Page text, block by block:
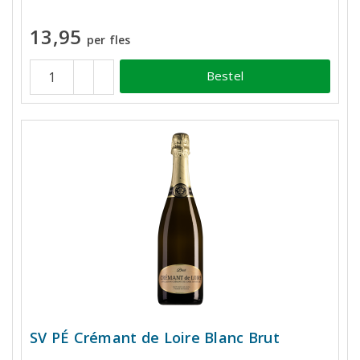
13,95 per fles
Bestel
SV PÉ Crémant de Loire Blanc Brut